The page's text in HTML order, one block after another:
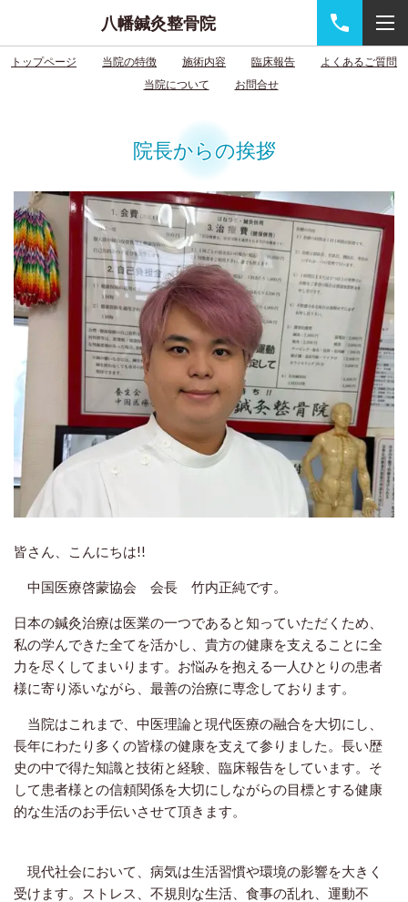
八幡鍼灸整骨院
トップページ 当院の特徴 施術内容 臨床報告
よくあるご質問
当院について
お問合せ
院長からの挨拶
皆さん、こんにちは!!
中国医療啓蒙協会 会長 竹内正純です。
日本の鍼灸治療は医業の一つであると知っていただくため、
私の学んできた全てを活かし、貴方の健康を支えることに全
力を尽くしてまいります。お悩みを抱える一人ひとりの患者
様に寄り添いながら、最善の治療に専念しております。
当院はこれまで、中医理論と現代医療の融合を大切にし、
長年にわたり多くの皆様の健康を支えて参りました。長い歴
史の中で得た知識と技術と経験、臨床報告をしています。そ
して患者様との信頼関係を大切にしながらの目標とする健康
的な生活のお手伝いさせて頂きます。
現代社会において、病気は生活習慣や環境の影響を大きく
受けます。ストレス、不規則な生活、食事の乱れ、運動不